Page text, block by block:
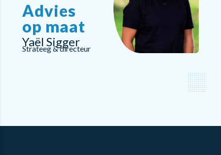
Advies
op maat
Yaël Sigger
Strateeg & directeur